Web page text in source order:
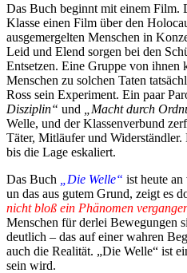
Das Buch beginnt mit einem Film.
Klasse einen Film über den
ausgemergelten Menschen in
Leid und Elend sorgen bei den
Entsetzen. Eine Gruppe von ihnen
Menschen zu solchen Taten
Ross sein Experiment. Ein paar
Disziplin“ und „Macht durch
Welle, und der Klassenverbund
Täter, Mitläufer und
bis die Lage eskaliert.
Das Buch
„Die Welle“ ist heute
un das aus gutem Grund, zeigt es
nichtbloß ein Phänomen
Menschen für derlei Bewegungen
deutlich – das auf einer wahren
auch die Realität. „Die Welle“ ist
sein wird.